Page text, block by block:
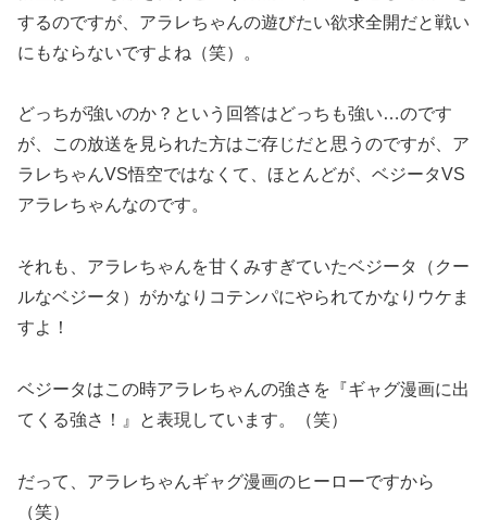
するのですが、アラレちゃんの遊びたい欲求全開だと戦い
にもならないですよね（笑）。
どっちが強いのか？という回答はどっちも強い…のです
が、この放送を見られた方はご存じだと思うのですが、ア
ラレちゃんVS悟空ではなくて、ほとんどが、ベジータVS
アラレちゃんなのです。
それも、アラレちゃんを甘くみすぎていたベジータ（クー
ルなベジータ）がかなりコテンパにやられてかなりウケま
すよ！
ベジータはこの時アラレちゃんの強さを『ギャグ漫画に出
てくる強さ！』と表現しています。（笑）
だって、アラレちゃんギャグ漫画のヒーローですから
（笑）